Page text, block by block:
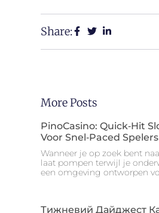
Share:
More Posts
PinoCasino: Quick‑Hit
Voor Snel‑Paced Spelers
Wanneer je op zoek bent
laat pompen terwijl je
een omgeving ontworpen
Тижневий Дайджест